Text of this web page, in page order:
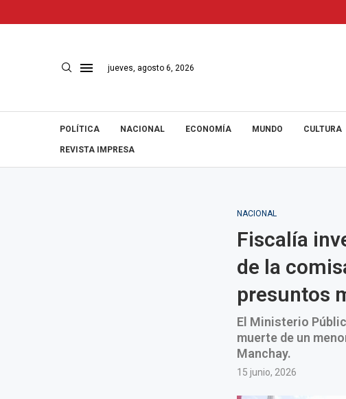
jueves, agosto 6, 2026
POLÍTICA NACIONAL ECONOMÍA MUNDO CULTURA
REVISTA IMPRESA
NACIONAL
Fiscalía
de la
presuntos
El Ministerio
muerte de un
Manchay.
15 junio, 2026